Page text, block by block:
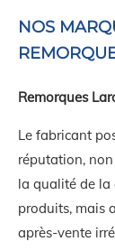
NOS
Remorques
Le fabricant
réputation,
la qualité de la
produits, mais
après-vente